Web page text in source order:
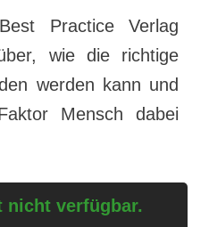
Practice Verlag
wie die richtige
werden kann und
Mensch dabei
nicht verfügbar.